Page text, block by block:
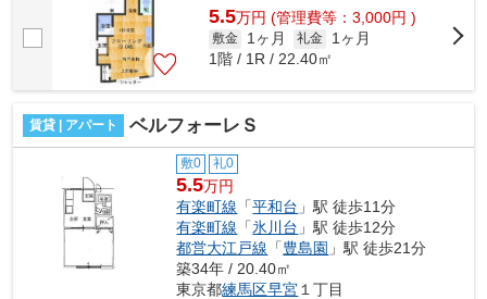
5.5万円 (管理費等：3,000円 )
敷金 1ヶ月 礼金
1ヶ月
1階 / 1R / 22.40㎡
賃貸 | アパート ベルフォーレＳ
敷0 礼0
5.5万円
有楽町線 「平和台 」駅 徒歩11分
有楽町線 「氷川台 」駅 徒歩12分
都営大江戸線 「豊島園 」駅 徒歩21分
築34年 / 20.40㎡
東京都練馬区早宮 １丁目